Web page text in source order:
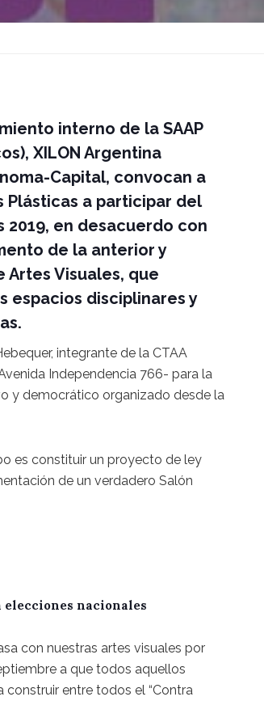
interno de la SAAP
XILON Argentina
Capital, convocan a
Plásticas a participar del
2019, en desacuerdo con
de la anterior y
Visuales, que
espacios disciplinares y
integrante de la CTAA
Independencia 766- para la
y democrático organizado desde la
es constituir un proyecto de ley
de un verdadero Salón
elecciones nacionales
con nuestras artes visuales por
a que todos aquellos
entre todos el “Contra